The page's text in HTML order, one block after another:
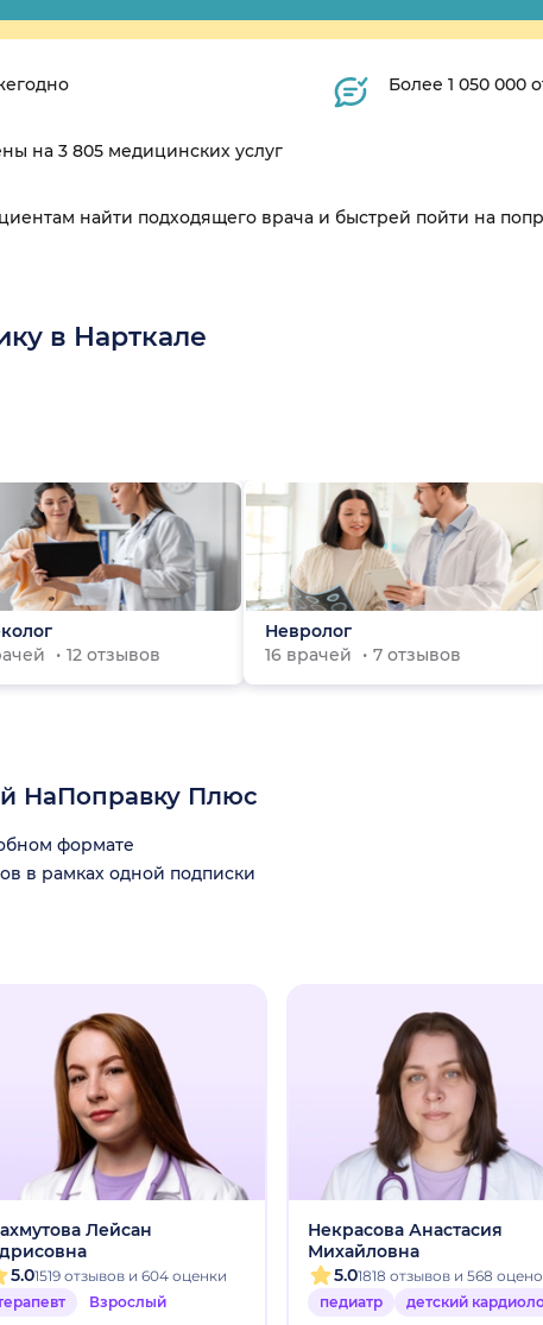
Более 1 050 000
на 3 805 медицинских услуг
найти подходящего врача и быстрей пойти на
в Нарткале
12 отзывов
Невролог
16 врачей
7 отзывов
НаПоправку Плюс
формате
в рамках одной подписки
Лейсан
5.01519 отзывов и 604 оценки
Взрослый
Некрасова Анастасия
Михайловна
5.01818 отзывов и 568
педиатр
детский